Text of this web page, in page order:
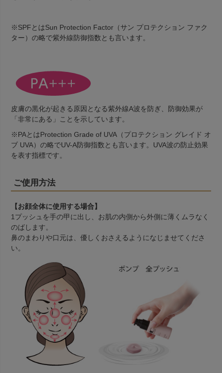
※SPFとはSun Protection Factor（サン プロテクション ファク
ター）の略で紫外線防御指数とも言います。
皮膚の黒化が起きる原因となる紫外線A波を防ぎ、防御効果が
「非常にある」ことを示しています。
※PAとはProtection Grade of UVA（プロテクション グレイド オ
ブ UVA）の略でUV-A防御指数とも言います。UVA波の防止効果
を表す指標です。
ご使用方法
【お顔全体に使用する場合】
1プッシュを手の甲に出し、お肌の内側から外側に薄くムラなく
のばします。
鼻のまわりや口元は、優しくおさえるようになじませてくださ
い。